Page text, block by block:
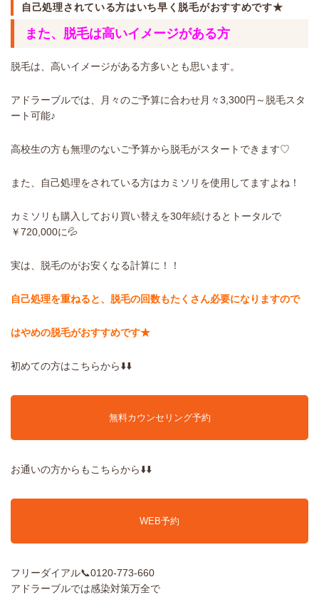
自己処理されている方はいち早く脱毛がおすすめです★
また、脱毛は高いイメージがある方
脱毛は、高いイメージがある方多いとも思います。
アドラーブルでは、月々のご予算に合わせ月々3,300円～脱毛スタ
ート可能♪
高校生の方も無理のないご予算から脱毛がスタートできます♡
また、自己処理をされている方はカミソリを使用してますよね！
カミソリも購入しており買い替えを30年続けるとトータルで
￥720,000に💦
実は、脱毛のがお安くなる計算に！！
自己処理を重ねると、脱毛の回数もたくさん必要になりますので
はやめの脱毛がおすすめです★
初めての方はこちらから⬇️⬇️
無料カウンセリング予約
お通いの方からもこちらから⬇️⬇️
WEB予約
フリーダイアル📞0120-773-660
アドラーブルでは感染対策万全で